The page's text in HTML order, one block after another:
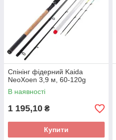
Спінінг фідерний Kaida
NeoXoen 3,9 м, 60-120g
В наявності
1 195,10 ₴
Купити